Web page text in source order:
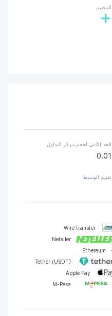
التنظيم
+
الحد الأدنى لحجم مركز التداول
0.01
تقييم الوسيط
Wire transfer
Neteller
Ethereum
Tether (USDT)
Apple Pay
M-Pesa